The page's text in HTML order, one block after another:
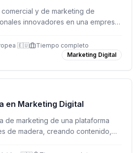
y de marketing de
innovadores en una empresa
🇪🇺
Tiempo completo
Marketing Digital
en Marketing Digital
de marketing de una plataforma
de madera, creando contenido,